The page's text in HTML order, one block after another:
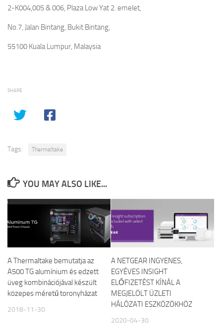
2-K004,005 & 006, Plaza Low Yat 2. emelet,
No.7, Jalan Bintang, Bukit Bintang,
55100 Kuala Lumpur, Malaysia
SHARE
Tags: Thermaltake
YOU MAY ALSO LIKE...
A Thermaltake bemutatja az
A500 TG alumínium és edzett
üveg kombinációjával készült
közepes méretű toronyházat
2018-11-30
A NETGEAR INGYENES,
EGYÉVES INSIGHT
ELŐFIZETÉST KÍNÁL A
MEGJELÖLT ÜZLETI
HÁLÓZATI ESZKÖZÖKHÖZ
2020-04-30